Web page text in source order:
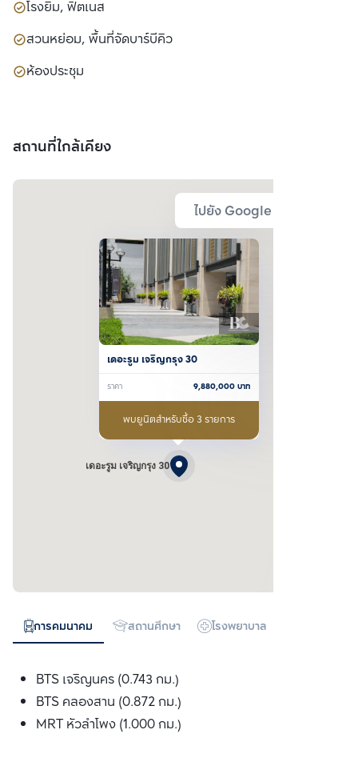
โรงยิม, ฟิตเนส
สวนหย่อม, พื้นที่จัดบาร์บีคิว
ห้องประชุม
สถานที่ใกล้เคียง
ไปยัง Google Map
เดอะรูม เจริญกรุง 30
เดอะรูม เจริญกรุง 30
ราคา 9,880,000บาท
พบยูนิตสำหรับซื้อ 3 รายการ
การคมนาคม สถานศึกษา โรงพยาบาล
BTS เจริญนคร (0.743 กม.)
BTS คลองสาน (0.872 กม.)
MRT หัวลำโพง (1.000 กม.)